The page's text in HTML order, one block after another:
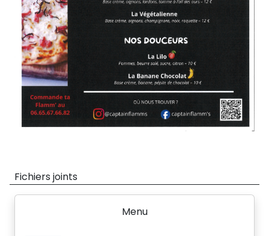
Fichiers joints
Menu